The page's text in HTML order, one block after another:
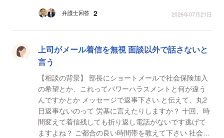
状...
弁護士回答 2 2026年07月21日
上司がメール着信を無視 面談以外で話さないと
言う
【相談の背景】 部長にショートメールで社会保険加入
の希望とか、これってパワーハラスメントと何が違う
んですかとか メッセージで返事下さい と伝えて、丸2
日返事ないのって 労基に言えたりしますか？ 十回、時
間変えて着信残しても折り返し電話がないです逃げて
ますよね？ ご都合の良い時間帯を教えて下さい 社会保